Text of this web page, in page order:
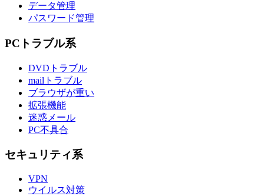
データ管理
パスワード管理
PCトラブル系
DVDトラブル
mailトラブル
ブラウザが重い
拡張機能
迷惑メール
PC不具合
セキュリティ系
VPN
ウイルス対策